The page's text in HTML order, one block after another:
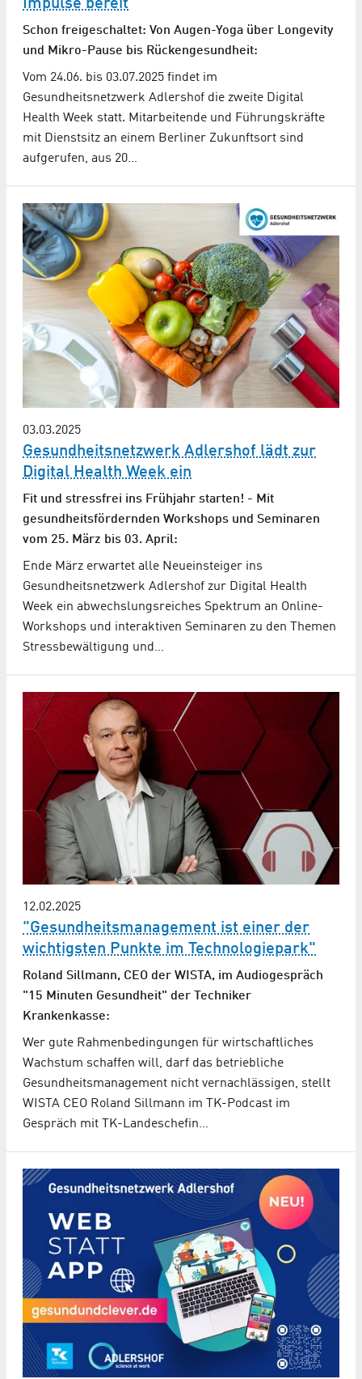
Impulse bereit
Schon freigeschaltet: Von Augen-Yoga über Longevity
und Mikro-Pause bis Rückengesundheit:
Vom 24.06. bis 03.07.2025 findet im
Gesundheitsnetzwerk Adlershof die zweite Digital
Health Week statt. Mitarbeitende und Führungskräfte
mit Dienstsitz an einem Berliner Zukunftsort sind
aufgerufen, aus 20…
03.03.2025
Gesundheitsnetzwerk Adlershof lädt zur
Digital Health Week ein
Fit und stressfrei ins Frühjahr starten! - Mit
gesundheitsfördernden Workshops und Seminaren
vom 25. März bis 03. April:
Ende März erwartet alle Neueinsteiger ins
Gesundheitsnetzwerk Adlershof zur Digital Health
Week ein abwechslungsreiches Spektrum an Online-
Workshops und interaktiven Seminaren zu den Themen
Stressbewältigung und…
12.02.2025
"Gesundheitsmanagement ist einer der
wichtigsten Punkte im Technologiepark"
Roland Sillmann, CEO der WISTA, im Audiogespräch
"15 Minuten Gesund­heit" der Techniker
Krankenkasse:
Wer gute Rahmenbedingungen für wirtschaftliches
Wachstum schaffen will, darf das betriebliche
Gesundheitsmanagement nicht vernachlässigen, stellt
WISTA CEO Roland Sillmann im TK-Podcast im
Gespräch mit TK-Landeschefin…